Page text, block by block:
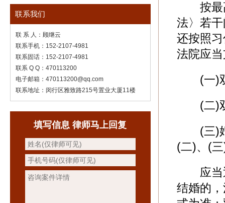
联系我们
联 系 人：顾继云
联系手机：152-2107-4981
联系固话：152-2107-4981
联系 Q Q：470113200
电子邮箱：470113200@qq.com
联系地址：闵行区雅致路215号置业大厦11楼
填写信息 律师马上回复
按最高
法〉若
还按照
法院应
(一)双
(二)双
(三)婚
(二)、(
应当返
结婚的